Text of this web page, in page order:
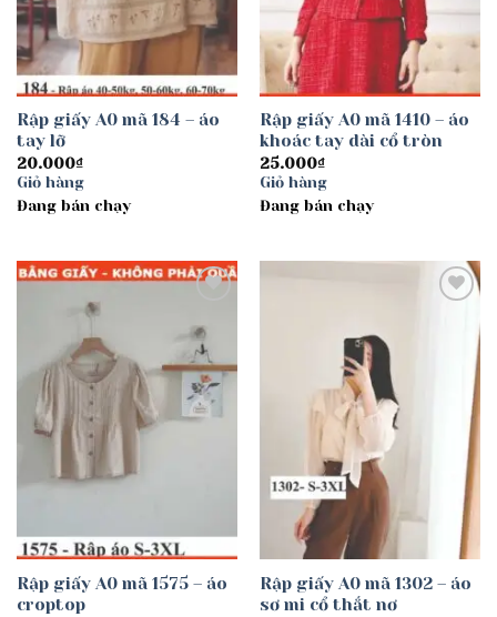
Rập giấy A0 mã 184 – áo
tay lỡ
20.000₫
Giỏ hàng
Đang bán chạy
Rập giấy A0 mã 1410 – áo
khoác tay dài cổ tròn
25.000₫
Giỏ hàng
Đang bán chạy
wishlist
Rập giấy A0 mã 1575 – áo
croptop
Rập giấy A0 mã 1302 – áo
sơ mi cổ thắt nơ